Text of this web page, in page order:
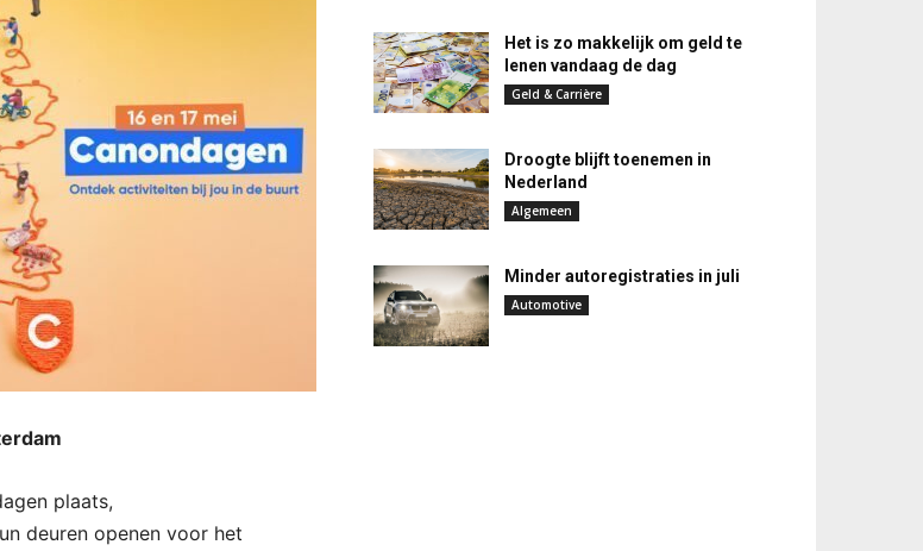
plaats,
deuren openen voor het
Het is zo makkelijk om geld te
lenen vandaag de dag
Geld & Carrière
Droogte blijft toenemen in
Nederland
Algemeen
Minder autoregistraties in juli
Automotive